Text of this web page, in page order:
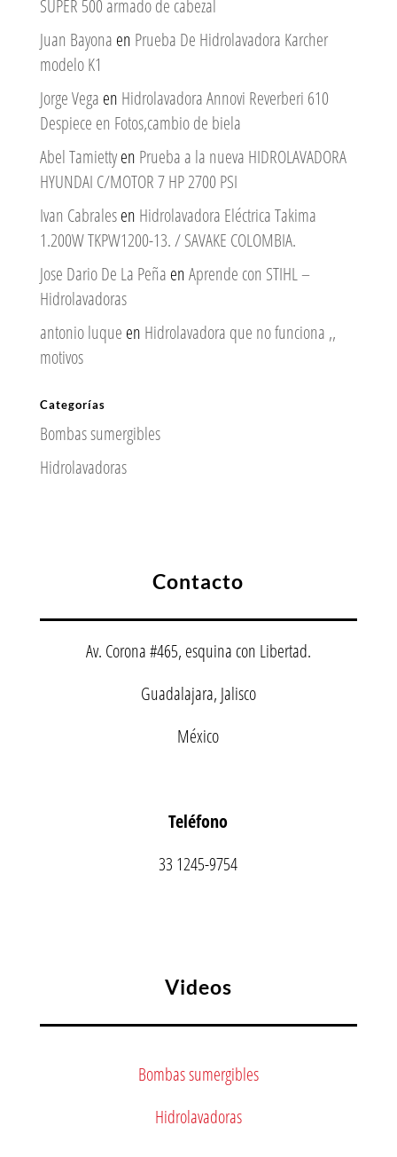
SUPER 500 armado de cabezal
Juan Bayona en Prueba De Hidrolavadora Karcher
modelo K1
Jorge Vega en Hidrolavadora Annovi Reverberi 610
Despiece en Fotos,cambio de biela
Abel Tamiettyen Prueba a la nueva HIDROLAVADORA
HYUNDAI C/MOTOR 7 HP 2700 PSI
Ivan Cabralesen Hidrolavadora Eléctrica Takima
1.200W TKPW1200-13. / SAVAKE COLOMBIA.
Jose Dario De La Peña enAprende con STIHL –
Hidrolavadoras
antonio luque en Hidrolavadora que no funciona ,,
motivos
Categorías
Bombas sumergibles
Hidrolavadoras
Contacto
Av. Corona #465, esquina con Libertad.
Guadalajara, Jalisco
México
Teléfono
33 1245-9754
Videos
Bombas sumergibles
Hidrolavadoras